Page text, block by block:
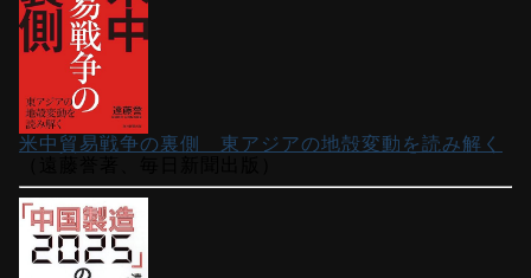
米中貿易戦争の裏側 東アジアの地殻変動を読み解く